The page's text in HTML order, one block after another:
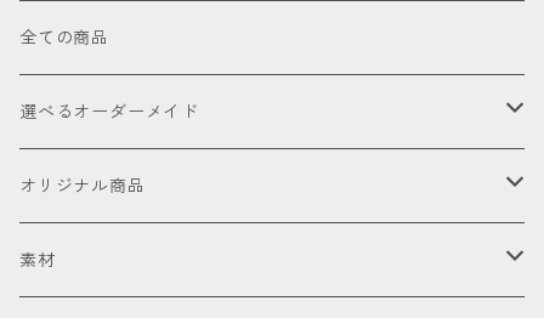
全ての商品
選べるオーダーメイド
お試し
オリジナル商品
セット販売品
素材